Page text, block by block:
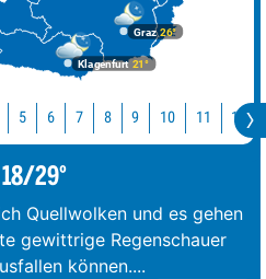
Graz26°
Klagenfurt 21°
5 6 7 8 9 10 11 12
29°
Quellwolken und es gehen
gewittrige Regenschauer
können....